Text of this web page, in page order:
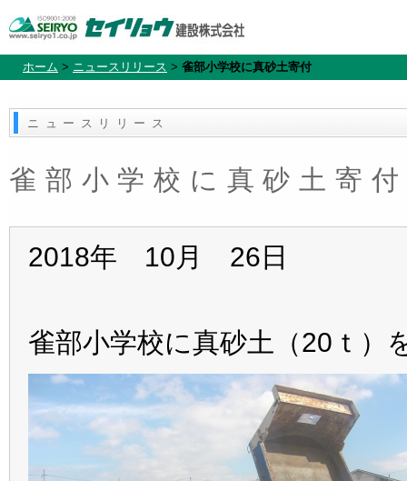
ホーム > ニュースリリース > 雀部小学校に真砂土寄付
ニュースリリース
雀部小学校に真砂土寄付
2018年 10月 26日
雀部小学校に真砂土（20ｔ）